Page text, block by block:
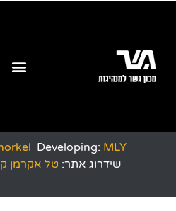
Developing:MLY
שידרוג אתר: טל אקרמן